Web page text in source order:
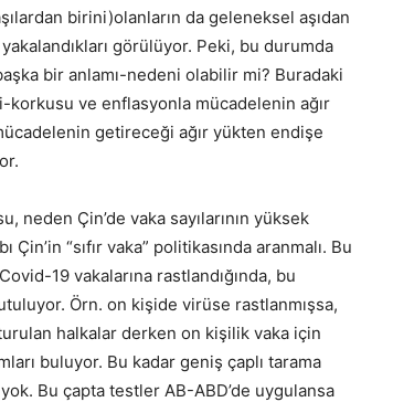
birini)olanların da geleneksel aşıdan
görülüyor. Peki, bu durumda
bir anlamı-nedeni olabilir mi? Buradaki
ve enflasyonla mücadelenin ağır
getireceği ağır yükten endişe
neden Çin’de vaka sayılarının yüksek
“sıfır vaka” politikasında aranmalı. Bu
19 vakalarına rastlandığında, bu
Örn. on kişide virüse rastlanmışsa,
halkalar derken on kişilik vaka için
buluyor. Bu kadar geniş çaplı tarama
Bu çapta testler AB-ABD’de uygulansa